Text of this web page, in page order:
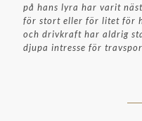
på hans lyra har varit
för stort eller för litet för
och drivkraft har aldrig
djupa intresse för